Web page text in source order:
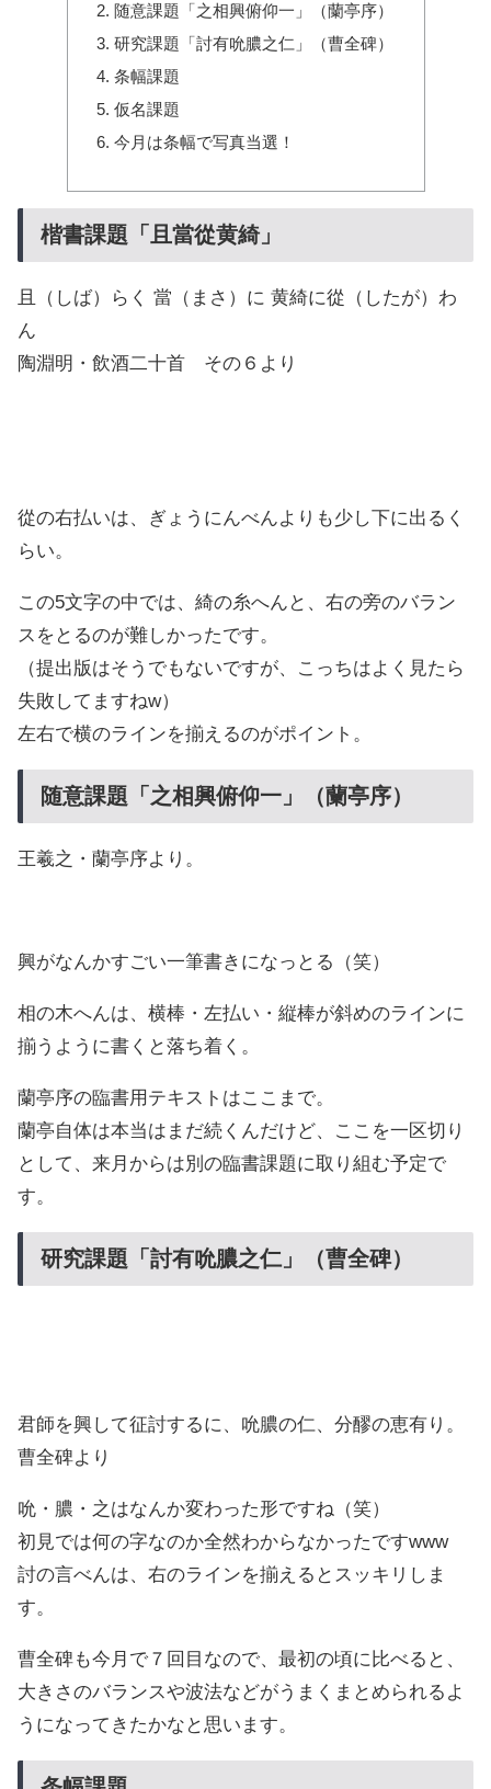
随意課題「之相興俯仰一」（蘭亭序）
研究課題「討有吮膿之仁」（曹全碑）
条幅課題
仮名課題
今月は条幅で写真当選！
楷書課題「且當從黄綺」
且（しば）らく 當（まさ）に 黄綺に從（したが）わ
ん
陶淵明・飲酒二十首 その６より
從の右払いは、ぎょうにんべんよりも少し下に出るく
らい。
この5文字の中では、綺の糸へんと、右の旁のバラン
スをとるのが難しかったです。
（提出版はそうでもないですが、こっちはよく見たら
失敗してますねw）
左右で横のラインを揃えるのがポイント。
随意課題「之相興俯仰一」（蘭亭序）
王羲之・蘭亭序より。
興がなんかすごい一筆書きになっとる（笑）
相の木へんは、横棒・左払い・縦棒が斜めのラインに
揃うように書くと落ち着く。
蘭亭序の臨書用テキストはここまで。
蘭亭自体は本当はまだ続くんだけど、ここを一区切り
として、来月からは別の臨書課題に取り組む予定で
す。
研究課題「討有吮膿之仁」（曹全碑）
君師を興して征討するに、吮膿の仁、分醪の恵有り。
曹全碑より
吮・膿・之はなんか変わった形ですね（笑）
初見では何の字なのか全然わからなかったですwww
討の言べんは、右のラインを揃えるとスッキリしま
す。
曹全碑も今月で７回目なので、最初の頃に比べると、
大きさのバランスや波法などがうまくまとめられるよ
うになってきたかなと思います。